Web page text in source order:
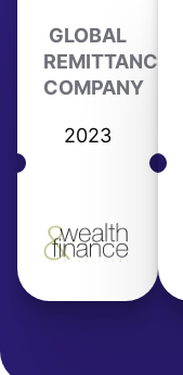
GLOBAL
REMITTANCE
COMPANY
2023